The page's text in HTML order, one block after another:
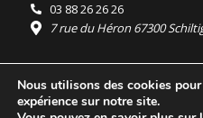
03 88 26 26 26
7 rue du Héron 67300
Horaires :
HUMANIS : du lundi au
Ordidocaz : du lundi au
Nous utilisons des cookies
expérience sur notre site.